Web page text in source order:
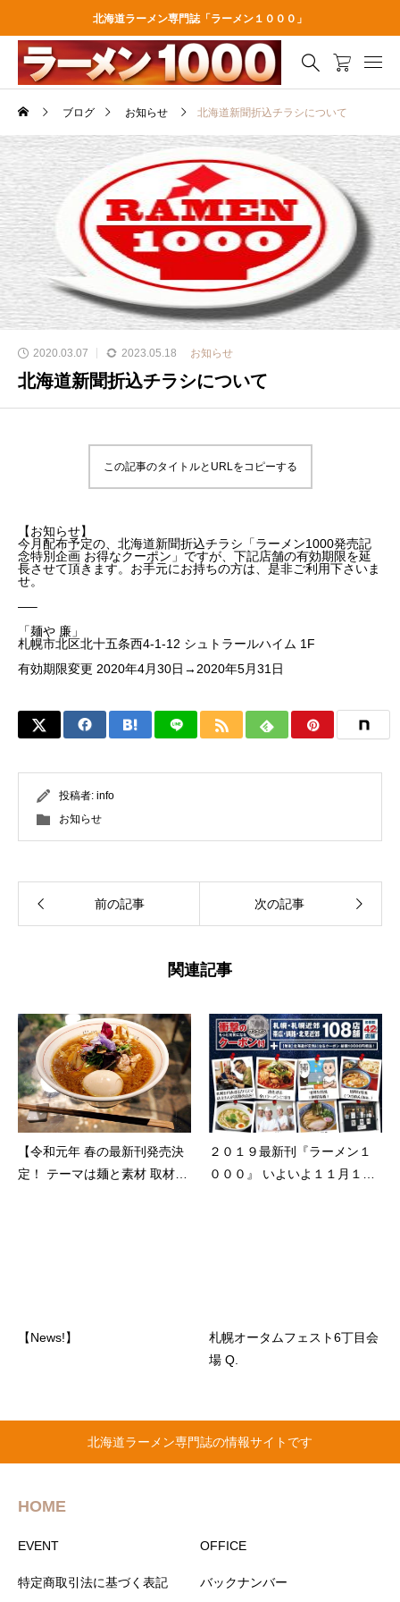
北海道ラーメン専門誌「ラーメン１０００」
ブログ お知らせ 北海道新聞折込チラシについて
2020.03.07 2023.05.18 お知らせ
北海道新聞折込チラシについて
この記事のタイトルとURLをコピーする
【お知らせ】
今月配布予定の、北海道新聞折込チラシ「ラーメン1000発売記
念特別企画 お得なクーポン」ですが、下記店舗の有効期限を延
長させて頂きます。お手元にお持ちの方は、是非ご利用下さいま
せ。
—–
「麺や 廉」
札幌市北区北十五条西4-1-12 シュトラールハイム 1F
有効期限変更 2020年4月30日→2020年5月31日
投稿者: info
お知らせ
前の記事 次の記事
関連記事
【令和元年 春の最新刊発売決
定！ テーマは麺と素材 取材敢
２０１９最新刊『ラーメン１
０００』 いよいよ１１月１０
【News!】
札幌オータムフェスト6丁目会
場 Q.
北海道ラーメン専門誌の情報サイトです
HOME
EVENT OFFICE
特定商取引法に基づく表記 バックナンバー